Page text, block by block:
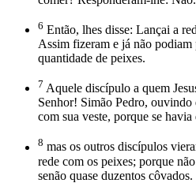
6 Então, lhes disse: Lançai a
Assim fizeram e já não podiam
quantidade de peixes.
7 Aquele discípulo a quem
Senhor! Simão Pedro, ouvindo
com sua veste, porque se
8 mas os outros discípulos
rede com os peixes; porque
senão quase duzentos côvados.